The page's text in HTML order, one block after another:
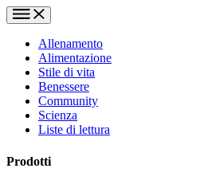
Allenamento
Alimentazione
Stile di vita
Benessere
Community
Scienza
Liste di lettura
Prodotti